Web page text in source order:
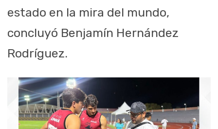
estado en la mira del mundo,
concluyó Benjamín Hernández
Rodríguez.